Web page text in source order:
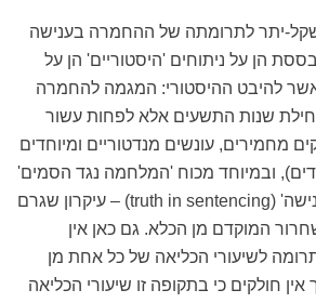
יתר לתרומתה של ההחמרה בענישה
הן על ניתוחים 'היסטוריים' הן על
להיבט ההיסטורי: המגמה להחמרה
שנות התשעים אלא לפחות עשור
מחמירים, עונשים מנדטוריים ומיוחדים
ובמיוחד מכוח 'המלחמה נגד הסמים'
והעיקרון של 'אמת בענישה' (truth in sentencing) – עיקרון שגרם
המוקדם מן הכלא. גם כאן אין
לשיעורי הכליאה של כל אחת מן
חולקים כי בתקופה זו שיעורי הכליאה